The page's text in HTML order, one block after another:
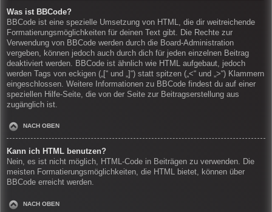
Was ist BBCode?
BBCode ist eine spezielle Umsetzung von HTML, die dir weitreichende
Formatierungsmöglichkeiten für deinen Text gibt. Die Rechte zur
Verwendung von BBCode werden durch die Board-Administration
vergeben, können jedoch auch durch dich für jeden einzelnen Beitrag
deaktiviert werden. BBCode ist ähnlich wie HTML aufgebaut, jedoch
werden Tags von eckigen („[“ und „]“) statt spitzen („<“ und „>“) Klammern
eingeschlossen. Weitere Informationen zu BBCode findest du auf einer
speziellen Hilfe-Seite, die von der Seite zur Beitragserstellung aus
zugänglich ist.
NACH OBEN
Kann ich HTML benutzen?
Nein, es ist nicht möglich, HTML-Code in Beiträgen zu verwenden. Die
meisten Formatierungsmöglichkeiten, die HTML bietet, können über
BBCode erreicht werden.
NACH OBEN